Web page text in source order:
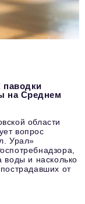
паводки
на Среднем
области
вопрос
Урал»
воды и насколько
от